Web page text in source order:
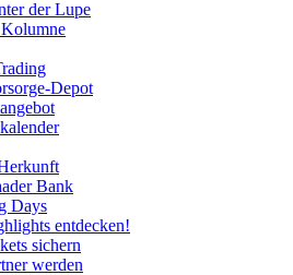
der Lupe
Depot
Bank
Days
entdecken!
sichern
werden